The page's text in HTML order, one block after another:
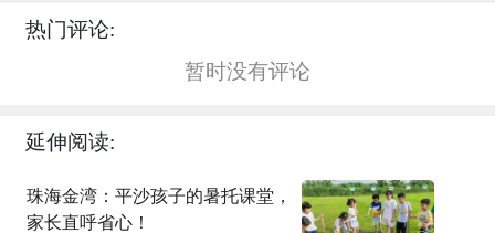
热门评论:
暂时没有评论
延伸阅读:
珠海金湾：平沙孩子的暑托课堂，
家长直呼省心！